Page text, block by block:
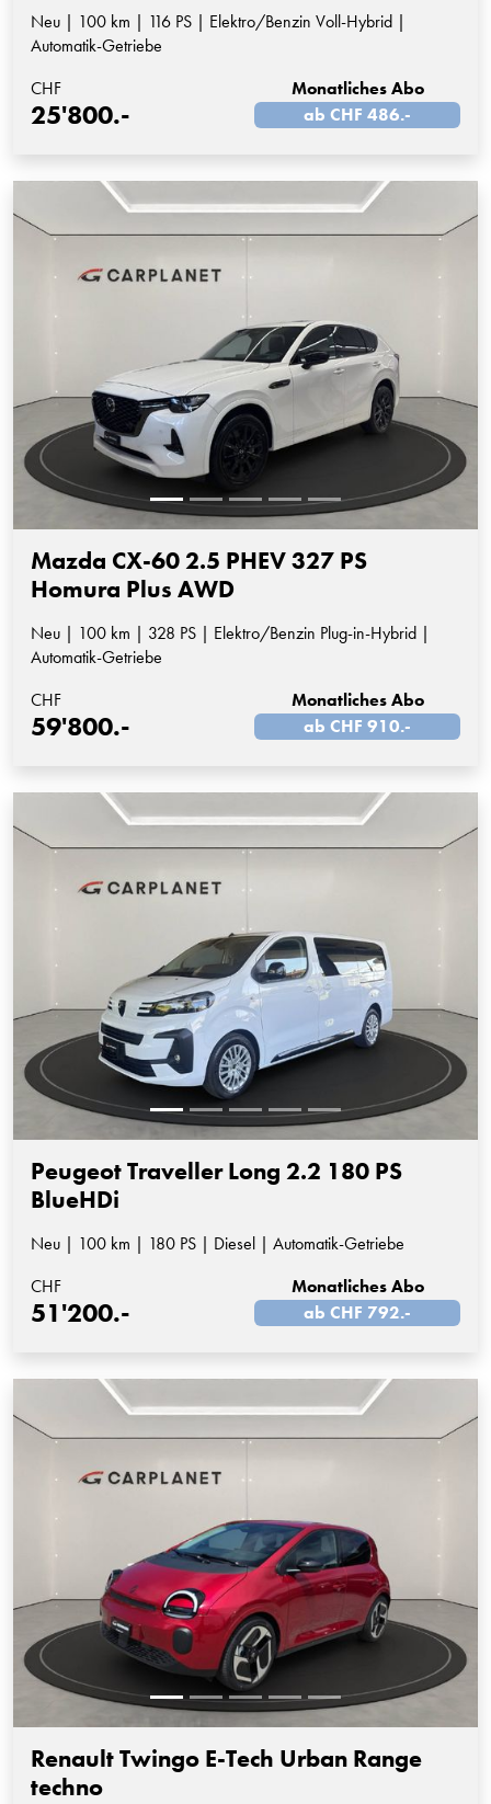
Neu | 100 km | 116 PS | Elektro/Benzin Voll-Hybrid |
Automatik-Getriebe
CHF
25'800.-
Monatliches Abo
ab CHF 486.-
Mazda CX-60 2.5 PHEV 327 PS
Homura Plus AWD
Neu | 100 km | 328 PS | Elektro/Benzin Plug-in-Hybrid |
Automatik-Getriebe
CHF
59'800.-
Monatliches Abo
ab CHF 910.-
Peugeot Traveller Long 2.2 180 PS
BlueHDi
Neu | 100 km | 180 PS | Diesel | Automatik-Getriebe
CHF
51'200.-
Monatliches Abo
ab CHF 792.-
Renault Twingo E-Tech Urban Range
techno